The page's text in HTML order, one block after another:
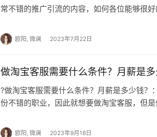
常不错的推广引流的内容，如何各位能够很
欧阳, 微澜 2023年7月22日
做淘宝客服需要什么条件？月薪是多
?做淘宝客服需要什么条件？月薪是多少钱
份不错的职业，因此就想要做淘宝客服，但
欧阳, 微澜 2023年9月18日